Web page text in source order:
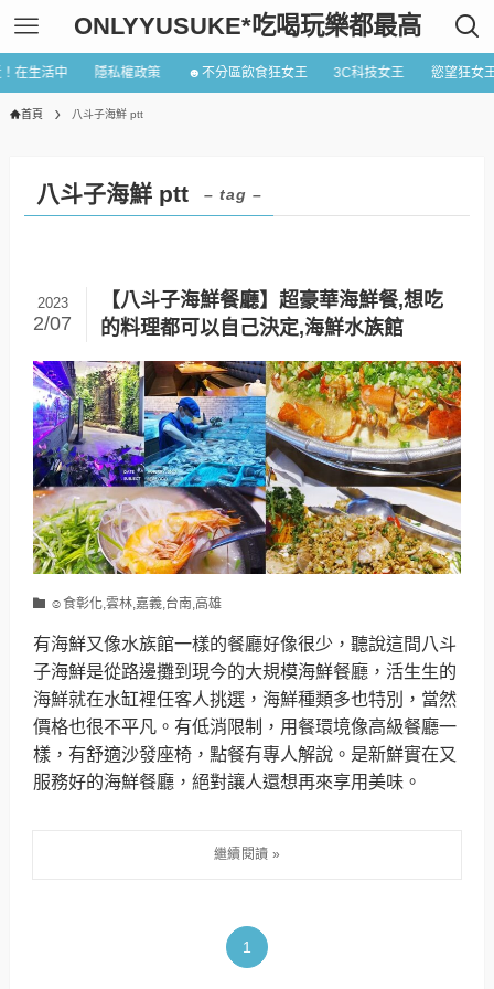
ONLYYUSUKE*吃喝玩樂都最高
在生活中 隱私權政策 ☻不分區飲食狂女王 3C科技女王 慾望狂女
首頁 八斗子海鮮 ptt
八斗子海鮮 ptt – tag –
【八斗子海鮮餐廳】超豪華海鮮餐,想吃
的料理都可以自己決定,海鮮水族館
2023
2/07
☺食彰化,雲林,嘉義,台南,高雄
有海鮮又像水族館一樣的餐廳好像很少，聽說這間八斗
子海鮮是從路邊攤到現今的大規模海鮮餐廳，活生生的
海鮮就在水缸裡任客人挑選，海鮮種類多也特別，當然
價格也很不平凡。有低消限制，用餐環境像高級餐廳一
樣，有舒適沙發座椅，點餐有專人解說。是新鮮實在又
服務好的海鮮餐廳，絕對讓人還想再來享用美味。
1